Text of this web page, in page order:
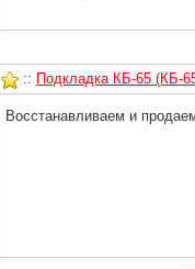
:: Подкладка КБ-65 (КБ-
Восстанавливаем и